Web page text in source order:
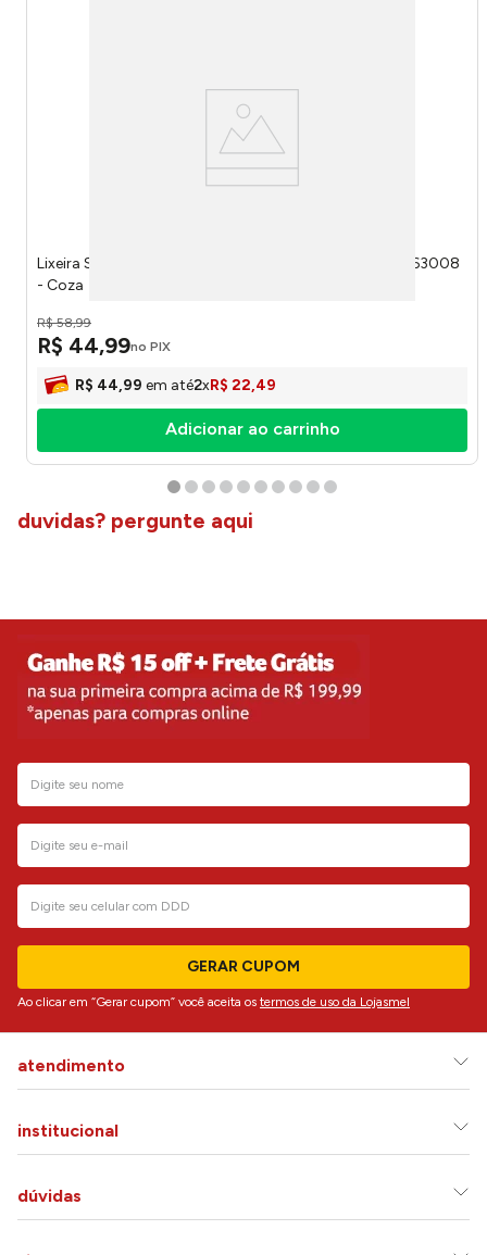
Lixeira Serene Com Tampa Plástico Preta 5 Litros 131063008
- Coza
R$ 58,99
R$ 44,99no PIX
R$ 44,99 em até2xR$ 22,49
Adicionar ao carrinho
duvidas? pergunte aqui
GERAR CUPOM
Ao clicar em “Gerar cupom” você aceita os termos de uso da Lojasmel
atendimento
institucional
dúvidas